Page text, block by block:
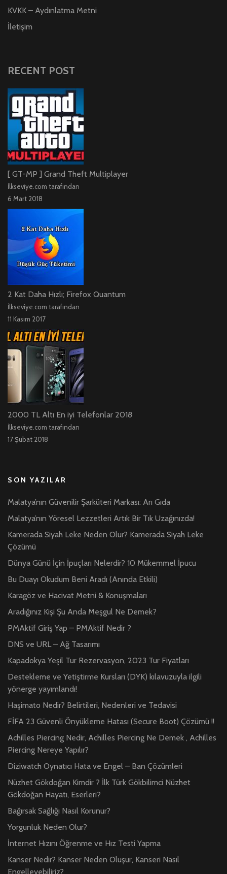
KVKK – Aydınlatma Metni
İletişim
RECENT POST
[ GT-MP ] Grand Theft Multiplayer
İlkseviye.com tarafından
6 Mart 2018
2 Kat Daha Hızlı; Firefox Quantum
İlkseviye.com tarafından
11 Kasım 2017
2000 TL Altı En iyi Telefonlar 2018
İlkseviye.com tarafından
17 Şubat 2018
SON YAZILAR
Malatya’nın Güvenilir Şarküteri Markası: Arı Gıda
Malatya’nın Yöresel Lezzetleri Artık Bir Tık Uzağınızda!
Kamerada Siyah Leke Neden Olur? Kamerada Siyah Leke
Çözümü
Dünya Günü İçin İpuçları Nelerdir? 10 Mükemmel İpucu
Bu Duayı Okudum Beni Aradı (Anında Etkili)
Karagöz ve Hacivat Metni & Konuşmaları
Aradığınız Kişi Şu Anda Meşgul Ne Demek?
PMAktif Giriş Yap – PMAktif Nedir ?
DNS ve URL – Ağ Tasarımı
Kapadokya Yeşil Tur Rezervasyon, 2023 Tur Fiyatları
Destekleme ve Yetiştirme Kursları (DYK) kılavuzuyla ilgili
yönerge yayımlandı!
Haşimato Nedir? Belirtileri, Nedenleri ve Tedavisi
FİFA 23 Güvenli Önyükleme Hatası (Secure Boot) Çözümü !!
Achilles Piercing Nedir, Achilles Piercing Ne Demek , Achilles
Piercing Nereye Yapılır?
Diziwatch Oynatıcı Hata ve Engel – Ban Çözümleri
Nüzhet Gökdoğan Kimdir ? İlk Türk Gökbilimci Nüzhet
Gökdoğan Hayatı, Eserleri?
Bağırsak Sağlığı Nasıl Korunur?
Yorgunluk Neden Olur?
İnternet Hızını Öğrenme ve Hız Testi Yapma
Kanser Nedir? Kanser Neden Oluşur, Kanseri Nasıl
Engelleyebiliriz?